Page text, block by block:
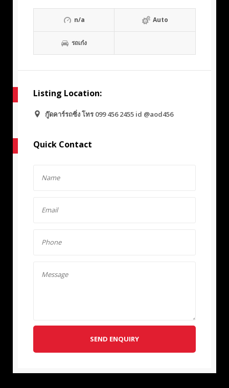
n/a Auto
รถเก๋ง
Listing Location:
กู๊ดคาร์รถซิ่ง โทร 099 456 2455 id @aod456
Quick Contact
SEND ENQUIRY